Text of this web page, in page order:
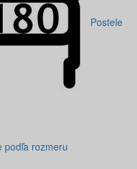
Postele
podľa rozmeru